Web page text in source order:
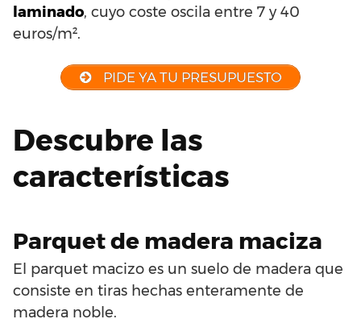
laminado, cuyo coste oscila entre 7 y 40
euros/m².
PIDE YA TU PRESUPUESTO
Descubre las
características
Parquet de madera maciza
El parquet macizo es un suelo de madera que
consiste en tiras hechas enteramente de
madera noble.